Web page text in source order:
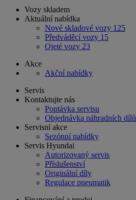
Vozy skladem
Aktuální nabídka
Nové skladové vozy 125
Předváděcí vozy 15
Ojeté vozy 23
Akce
Akční nabídky
Servis
Kontaktujte nás
Poptávka servisu
Objednávka náhradních dílů
Servisní akce
Sezónní nabídky
Servis Hyundai
Autorizovaný servis
Příslušenství
Originální díly
Regulace pneumatik